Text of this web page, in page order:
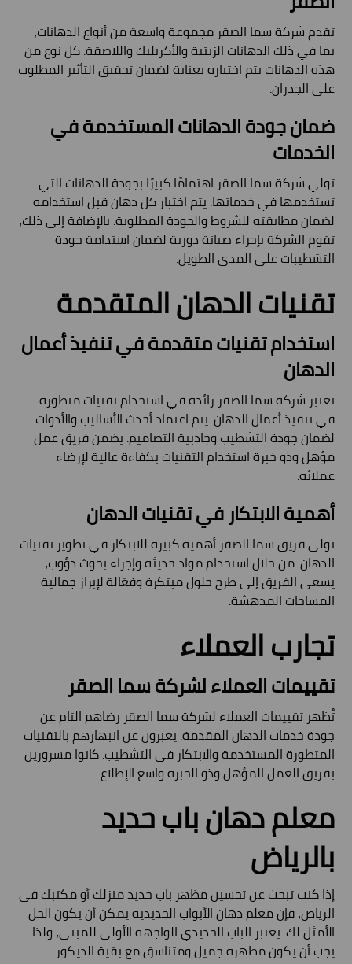
تقدم شركة سما الصقر مجموعة واسعة من أنواع الدهانات،
بما في ذلك الدهانات الزيتية والأكريليك واللاصقة. كل نوع من
هذه الدهانات يتم اختياره بعناية لضمان تحقيق التأثير المطلوب
على الجدران.
ضمان جودة الدهانات المستخدمة في
الخدمات
تولي شركة سما الصقر اهتمامًا كبيرًا بجودة الدهانات التي
تستخدمها في خدماتها. يتم اختبار كل دهان قبل استخدامه
لضمان مطابقته للشروط والجودة المطلوبة. بالإضافة إلى ذلك،
تقوم الشركة بإجراء صيانة دورية لضمان استدامة جودة
التشطيبات على المدى الطويل.
تقنيات الدهان المتقدمة
استخدام تقنيات متقدمة في تنفيذ أعمال
الدهان
تعتبر شركة سما الصقر رائدة في استخدام تقنيات متطورة
في تنفيذ أعمال الدهان. يتم اعتماد أحدث الأساليب والأدوات
لضمان جودة التشطيب وجاذبية التصاميم. يضمن فريق عمل
مؤهل وذو خبرة استخدام التقنيات بكفاءة عالية لإرضاء
عملائه.
أهمية الابتكار في تقنيات الدهان
تولى فريق سما الصقر أهمية كبيرة للابتكار في تطوير تقنيات
الدهان. من خلال استخدام مواد حديثة وإجراء بحوث دؤوب،
يسعى الفريق إلى طرح حلول مبتكرة وفعّالة لإبراز جمالية
المساحات المدهشة.
تجارب العملاء
تقييمات العملاء لشركة سما الصقر
تُظهر تقييمات العملاء لشركة سما الصقر رضاهم التام عن
جودة خدمات الدهان المقدمة. يعبرون عن انبهارهم بالتقنيات
المتطورة المستخدمة والابتكار في التشطيب. كانوا مسرورين
بفريق العمل المؤهل وذو الخبرة واسع الإطلاع.
معلم دهان باب حديد
بالرياض
إذا كنت تبحث عن تحسين مظهر باب حديد منزلك أو مكتبك في
الرياض، فإن معلم دهان الأبواب الحديدية يمكن أن يكون الحل
الأمثل لك. يعتبر الباب الحديدي الواجهة الأولى للمبنى، ولذا
يجب أن يكون مظهره جميل ومتناسق مع بقية الديكور.